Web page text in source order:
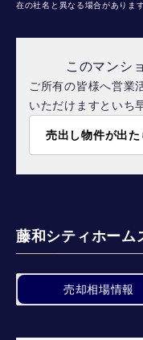
在の社名と異なる場合があります
このマンシ
ご所有の皆様へ営業
いただけますといち
売出し物件が出た
藤和シティホーム
売却相場情報